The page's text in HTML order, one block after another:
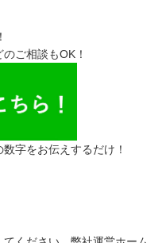
ご相談もOK！
字をお伝えするだけ！